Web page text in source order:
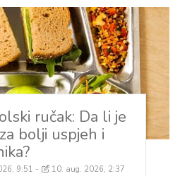
ručak: Da li je
bolji uspjeh i
9:51 10. aug. 2026, 2:37